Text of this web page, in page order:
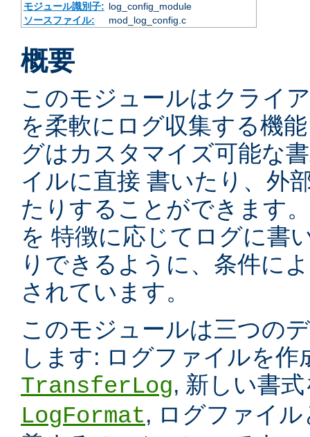
モジュール識別子: log_config_module
ソースファイル:
mod_log_config.c
概要
このモジュールはクライ
を柔軟にログ収集する機
グはカスタマイズ可能な
イルに直接 書いたり、外
たりすることができます
を 特徴に応じてログに書
りできるように、条件に
されています。
このモジュールは三つの
します: ログファイルを作
TransferLog, 新しい書
LogFormat, ログファイ